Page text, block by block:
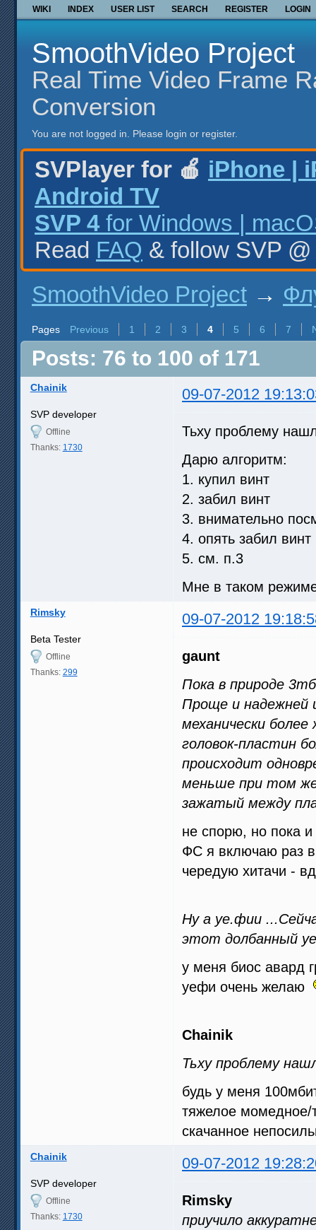
WIKI INDEX USER LIST SEARCH REGISTER LOGIN
SmoothVideo Project
Real Time Video Frame
Conversion
You are not logged in. Please login or register.
SVPlayer for 🍎 iPhone |
Android TV
SVP 4 for Windows |
Read FAQ & follow SVP
SmoothVideo Project →
Pages Previous 1 2 3 4 5 6 7
Posts: 76 to 100 of 171
Chainik 09-07-2012
SVP developer
Offline
Thanks: 1730
Тьху проблему
Дарю алгоритм:
1. купил винт
2. забил винт
3. внимательно
4. опять забил винт
5. см. п.3
Мне в таком
Rimsky 09-07-2012
Beta Tester
Offline
Thanks: 299
gaunt
Пока в природе
Проще и надежней
механически
головок-пластин
происходит
меньше при том же
зажатый между
не спорю, но пока и
ФС я включаю раз
чередую хитачи -
Ну а уе.фии
этот долбанный
у меня биос авард
уефи очень желаю
Chainik
Тьху проблему
будь у меня
тяжелое момедное/
скачанное
Chainik 09-07-2012
SVP developer
Offline
Thanks: 1730
Rimsky
приучило